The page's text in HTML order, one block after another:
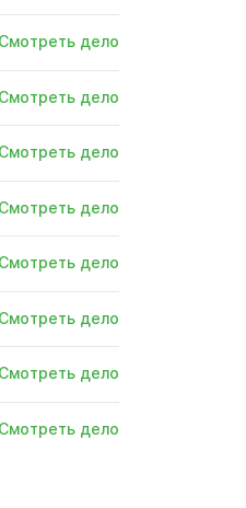
Смотреть дело
Смотреть дело
Смотреть дело
Смотреть дело
Смотреть дело
Смотреть дело
Смотреть дело
Смотреть дело